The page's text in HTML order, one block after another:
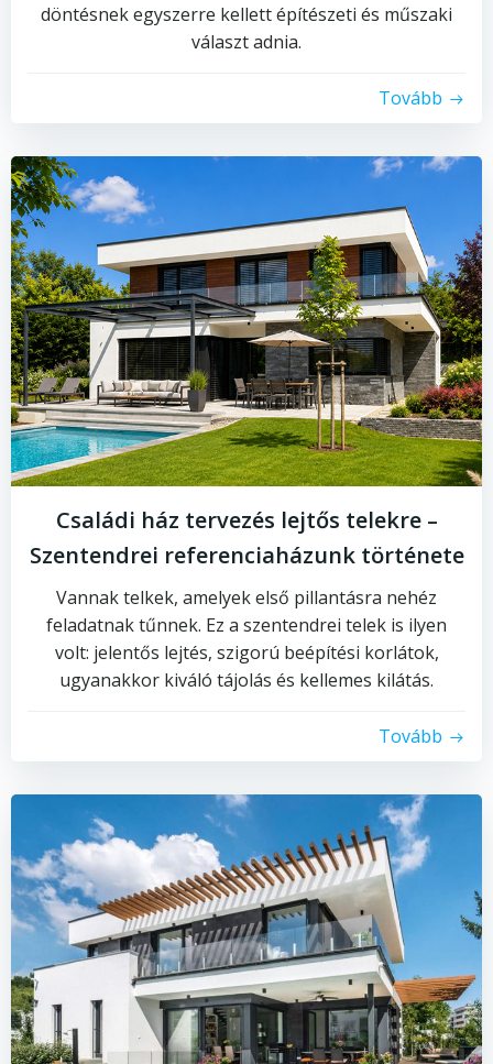
döntésnek egyszerre kellett építészeti és műszaki
választ adnia.
Tovább
Családi ház tervezés lejtős telekre –
Szentendrei referenciaházunk története
Vannak telkek, amelyek első pillantásra nehéz
feladatnak tűnnek. Ez a szentendrei telek is ilyen
volt: jelentős lejtés, szigorú beépítési korlátok,
ugyanakkor kiváló tájolás és kellemes kilátás.
Tovább